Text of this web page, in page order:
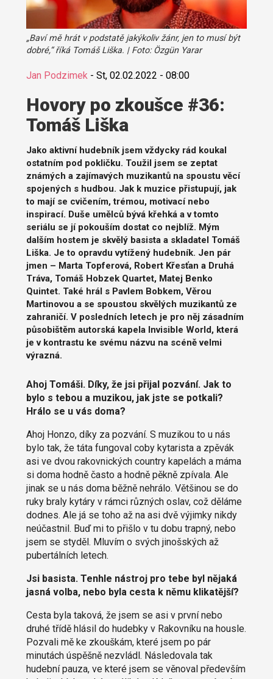
„Baví mě hrát v podstatě jakýkoliv žánr, jen to musí být
dobré,“ říká Tomáš Liška. | Foto: Özgün Yarar
Jan Podzimek- St, 02.02.2022 - 08:00
Hovory po zkoušce #36:
Tomáš Liška
Jako aktivní hudebník jsem vždycky rád koukal
ostatním pod pokličku. Toužil jsem se zeptat
známých a zajímavých muzikantů na spoustu věcí
spojených s hudbou. Jak k muzice přistupují, jak
to mají se cvičením, trémou, motivací nebo
inspirací. Duše umělců bývá křehká a v tomto
seriálu se jí pokouším dostat co nejblíž. Mým
dalším hostem je skvělý basista a skladatel Tomáš
Liška. Je to opravdu vytížený hudebník. Jen pár
jmen – Marta Topferová, Robert Křesťan a Druhá
Tráva, Tomáš Hobzek Quartet, Matej Benko
Quintet. Také hrál s Pavlem Bobkem, Věrou
Martinovou a se spoustou skvělých muzikantů ze
zahraničí. V posledních letech je pro něj zásadním
působištěm autorská kapela Invisible World, která
je v kontrastu ke svému názvu na scéně velmi
výrazná.
Ahoj Tomáši. Díky, že jsi přijal pozvání. Jak to
bylo s tebou a muzikou, jak jste se potkali?
Hrálo se u vás doma?
Ahoj Honzo, díky za pozvání. S muzikou to u nás
bylo tak, že táta fungoval coby kytarista a zpěvák
asi ve dvou rakovnických country kapelách a máma
si doma hodně často a hodně pěkně zpívala. Ale
jinak se u nás doma běžně nehrálo. Většinou se do
ruky braly kytáry v rámci různých oslav, což děláme
dodnes. Ale já se toho až na asi dvě výjimky nikdy
neúčastnil. Buď mi to přišlo v tu dobu trapný, nebo
jsem se styděl. Mluvím o svých jinošských až
pubertálních letech.
Jsi basista. Tenhle nástroj pro tebe byl nějaká
jasná volba, nebo byla cesta k němu klikatější?
Cesta byla taková, že jsem se asi v první nebo
druhé třídě hlásil do hudebky v Rakovníku na housle.
Pozvali mě ke zkouškám, které jsem po pár
minutách úspěšně nezvládl. Následovala tak
hudební pauza, ve které jsem se věnoval především